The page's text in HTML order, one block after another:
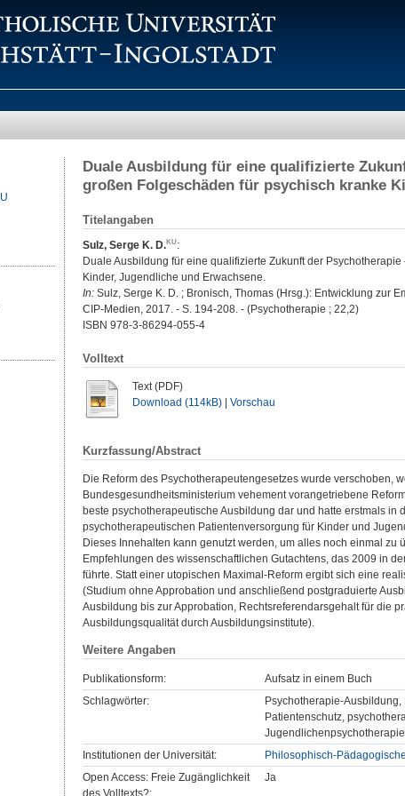
Duale Ausbildung für eine qualifizierte
großen Folgeschäden für psychisch kranke
Titelangaben
Sulz, Serge K. D.
:
Duale Ausbildung für eine qualifizierte Zukunft der
Kinder, Jugendliche und Erwachsene.
In: Sulz, Serge K. D. ; Bronisch, Thomas (Hrsg.): Entwicklung zur
CIP-Medien, 2017. - S. 194-208. - (Psychotherapie ; 22,2)
ISBN 978-3-86294-055-4
Volltext
Text (PDF)
Download (114kB)
Vorschau
Kurzfassung/Abstract
Die Reform des Psychotherapeutengesetzes wurde verschoben,
Bundesgesundheitsministerium vehement vorangetriebene
beste psychotherapeutische Ausbildung dar und hatte erstmals
psychotherapeutischen Patientenversorgung für Kinder und
Dieses Innehalten kann genutzt werden, um alles noch einmal
Empfehlungen des wissenschaftlichen Gutachtens, das 2009 in
führte. Statt einer utopischen Maximal-Reform ergibt sich eine
(Studium ohne Approbation und anschließend postgraduierte
Ausbildung bis zur Approbation, Rechtsreferendarsgehalt für die
Ausbildungsqualität durch Ausbildungsinstitute).
Weitere Angaben
Publikationsform:
Aufsatz in einem Buch
Schlagwörter:
Psychotherapie-
Patientenschutz,
Jugendlichenpsychotherapie
Institutionen der Universität:
Philosophisch-
Open Access: Freie Zugänglichkeit
des Volltexts?:
Ja